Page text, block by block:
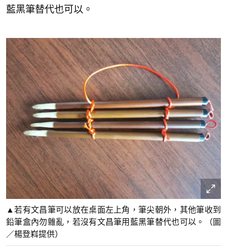
藍黑筆替代也可以。
▲若有文昌筆可以放在桌面左上角，筆尖朝外，其他筆收到
鉛筆盒內勿雜亂，若沒有文昌筆用藍黑筆替代也可以。（圖
／楊登嵙提供）